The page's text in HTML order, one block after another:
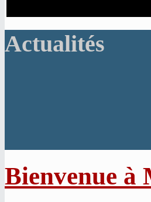
Actualités
Bienvenue à